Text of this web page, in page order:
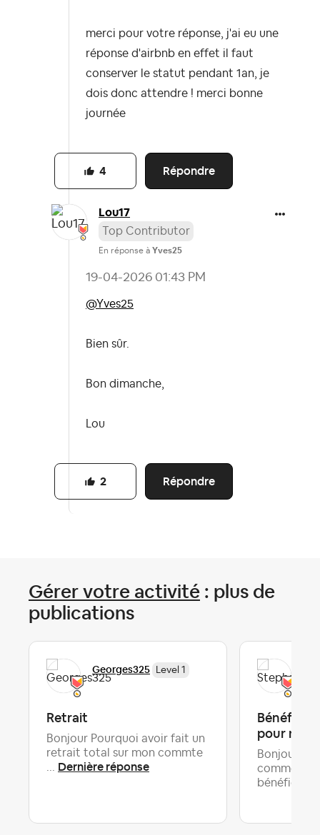
merci pour votre réponse, j'ai eu une
réponse d'airbnb en effet il faut
conserver le statut pendant 1an, je
dois donc attendre ! merci bonne
journée
Répondre
4
Lou17
Top Contributor
En réponse à Yves25
‎19-04-2026 01:43 PM
@Yves25
Bien sûr.
Bon dimanche,
Lou
Répondre
2
Gérer votre activité : plus de
publications
Georges325 Level 1
Retrait
Bonjour Pourquoi avoir fait un
retrait total sur mon commte
... Dernière réponse
Bénéficier
pour
Bonjour, je
comment
bénéficier